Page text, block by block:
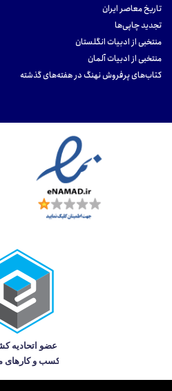
تاریخ معاصر ایران
تجدید چاپی‌ها
منتخبی از ادبیات انگلستان
منتخبی از ادبیات آلمان
کتاب‌های پرفروش نهنگ در هفته‌های گذشته